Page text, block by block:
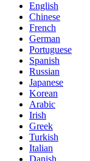
English
Chinese
French
German
Portuguese
Spanish
Russian
Japanese
Korean
Arabic
Irish
Greek
Turkish
Italian